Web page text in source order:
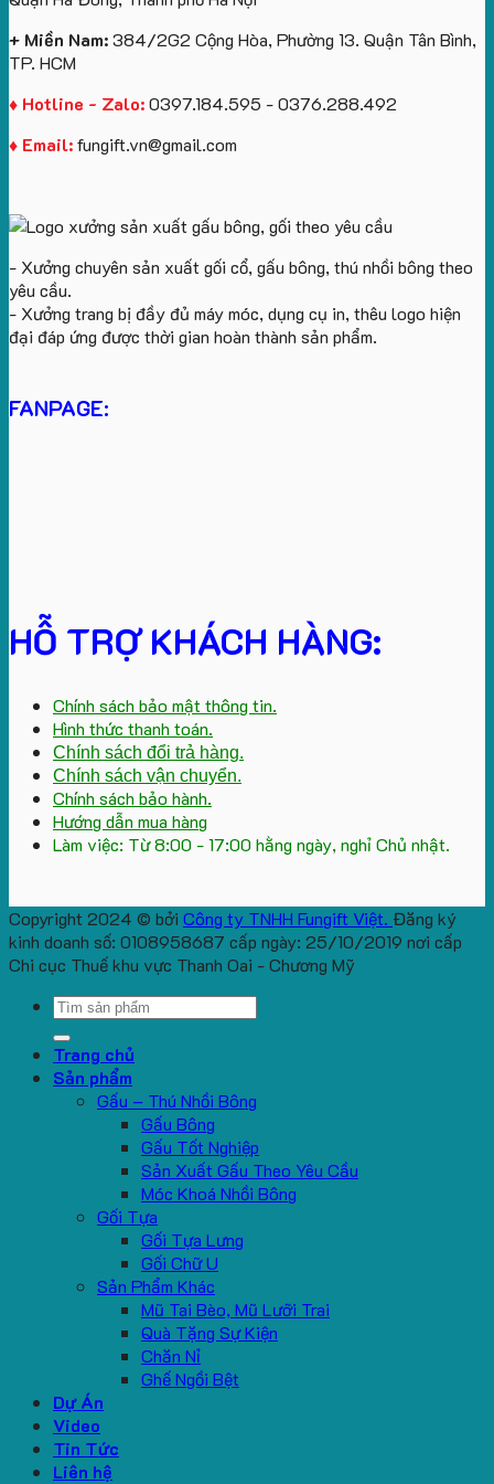
cầu
+ Miền Nam:384/2G2 Cộng Hòa, Phường 13. Quận Tân Bình,
TP. HCM
♦ Hotline - Zalo:0397.184.595 - 0376.288.492
♦ Email:fungift.vn@gmail.com
- Xưởng chuyên sản xuất gối cổ, gấu bông, thú nhồi bông theo
yêu cầu.
- Xưởng trang bị đầy đủ máy móc, dụng cụ in, thêu logo hiện
đại đáp ứng được thời gian hoàn thành sản phẩm.
FANPAGE:
HỖ TRỢ KHÁCH HÀNG:
Chính sách bảo mật thông tin.
Hình thức thanh toán.
Chính sách đổi trả hàng.
Chính sách vận chuyển.
Chính sách bảo hành.
Hướng dẫn mua hàng
Làm việc: Từ 8:00 - 17:00 hằng ngày, nghỉ Chủ nhật.
Copyright 2024 © bởi Công ty TNHH Fungift Việt. Đăng ký
kinh doanh số: 0108958687 cấp ngày: 25/10/2019 nơi cấp
Chi cục Thuế khu vực Thanh Oai - Chương Mỹ
Search
Trang chủ
Sản phẩm
Gấu – Thú Nhồi Bông
Gấu Bông
Gấu Tốt Nghiệp
Sản Xuất Gấu Theo Yêu Cầu
Móc Khoá Nhồi Bông
Gối Tựa
Gối Tựa Lưng
Gối Chữ U
Sản Phẩm Khác
Mũ Tai Bèo, Mũ Lưỡi Trai
Quà Tặng Sự Kiện
Chăn Nỉ
Ghế Ngồi Bệt
Dự Án
Video
Tin Tức
Liên hệ